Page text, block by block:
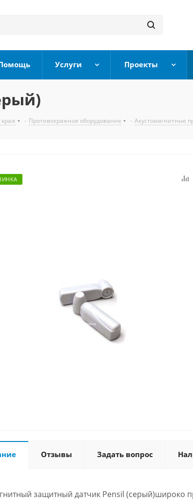
Услуги Проекты
краж - Противокражное оборудование - Акустомагнитные
Отзывы Задать вопрос
защитный датчик Pensil (серый)широко